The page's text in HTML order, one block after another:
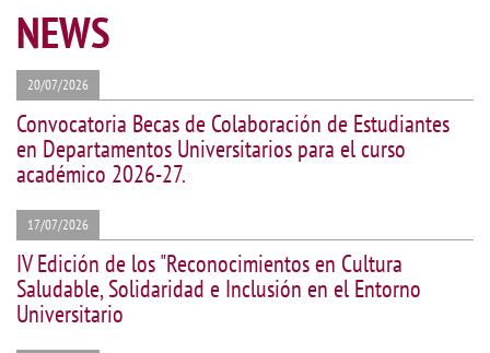
NEWS
20/07/2026
Convocatoria Becas de Colaboración de Estudiantes
en Departamentos Universitarios para el curso
académico 2026-27.
17/07/2026
IV Edición de los "Reconocimientos en Cultura
Saludable, Solidaridad e Inclusión en el Entorno
Universitario